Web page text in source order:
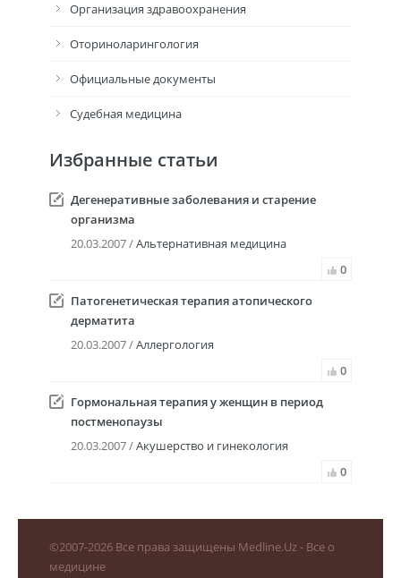
Организация здравоохранения
Оториноларингология
Официальные документы
Судебная медицина
Избранные статьи
Дегенеративные заболевания и старение
организма
20.03.2007 /Альтернативная медицина
0
Патогенетическая терапия атопического
дерматита
20.03.2007 /Аллергология
0
Гормональная терапия у женщин в период
постменопаузы
20.03.2007 /Акушерство и гинекология
0
©2007-2026 Все права защищены Medline.Uz - Все о
медицине